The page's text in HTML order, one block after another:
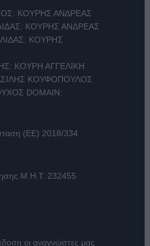
ΚΟΥΡΗΣ ΑΝΔΡΕΑΣ
ΚΟΥΡΗΣ ΑΝΔΡΕΑΣ
ΚΟΥΡΗΣ
ΚΟΥΡΗ ΑΓΓΕΛΙΚΗ
ΚΟΥΦΟΠΟΥΛΟΣ
DOMAIN:
(ΕΕ) 2018/334
Μ.Η.Τ. 232455
οι αναγνώστες μας